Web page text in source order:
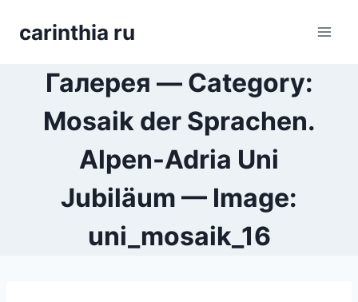
carinthia ru
Галерея — Category:
Mosaik der Sprachen.
Alpen-Adria Uni
Jubiläum — Image:
uni_mosaik_16